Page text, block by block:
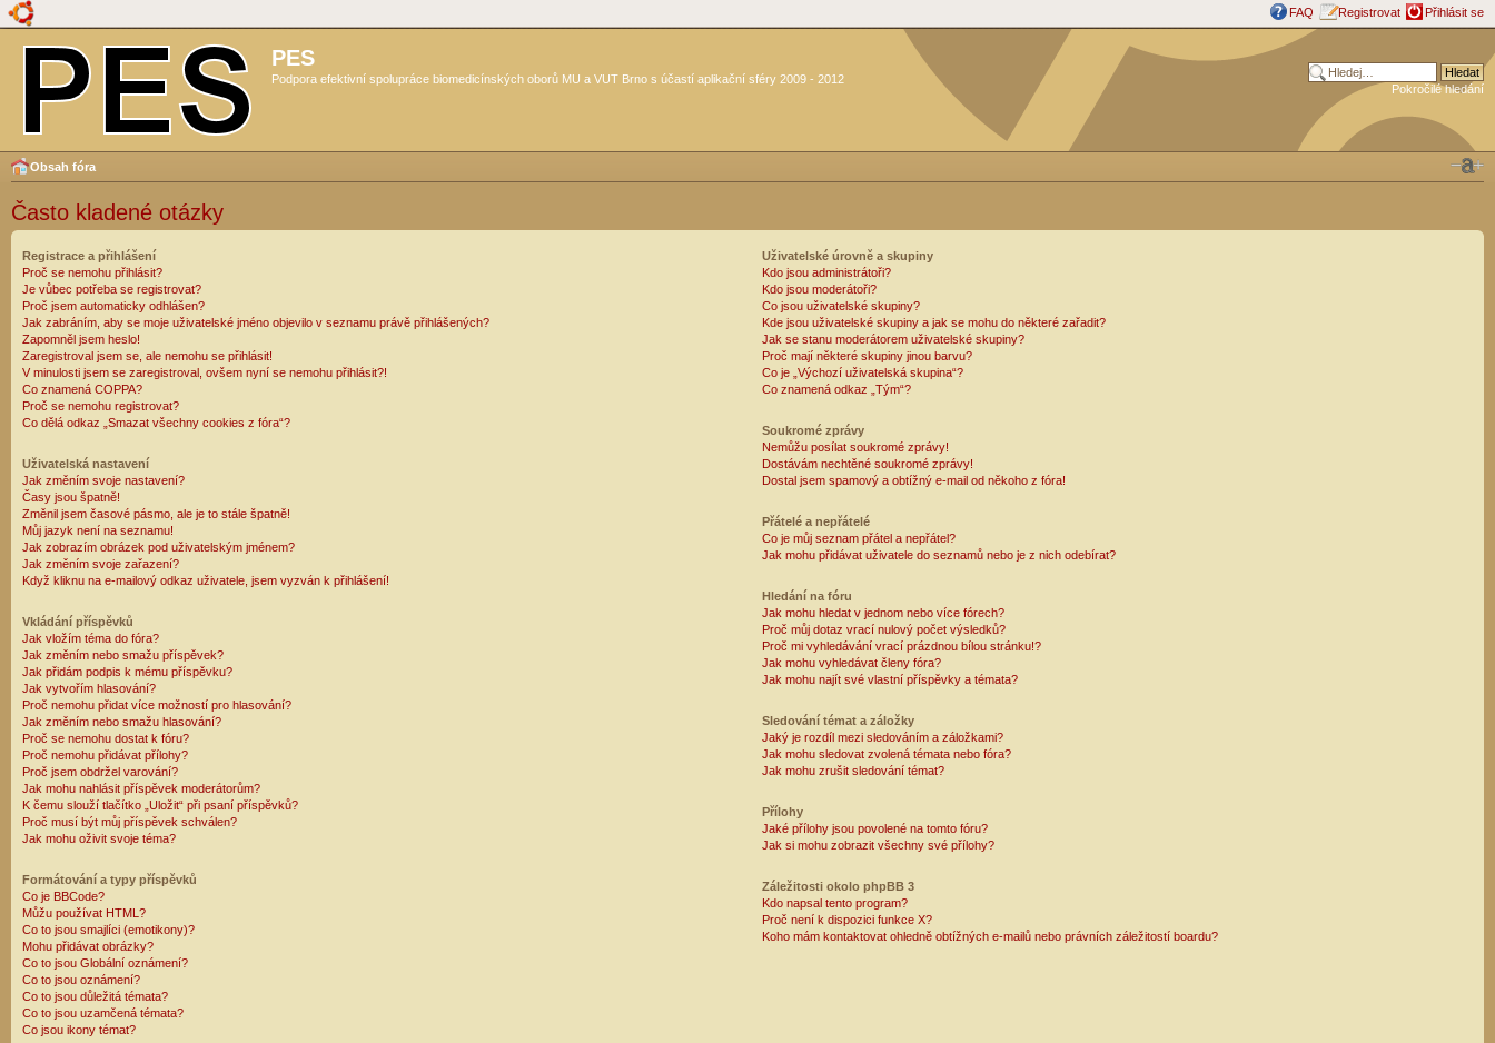
FAQ Registrovat Přihlásit se
PES
Podpora efektivní spolupráce biomedicínských oborů MU a VUT Brno s účastí aplikační sféry 2009 - 2012
Pokročilé hledání
Obsah fóra
Často kladené otázky
Registrace a přihlášení
Proč se nemohu přihlásit?
Je vůbec potřeba se registrovat?
Proč jsem automaticky odhlášen?
Jak zabráním, aby se moje uživatelské jméno objevilo v seznamu právě přihlášených?
Zapomněl jsem heslo!
Zaregistroval jsem se, ale nemohu se přihlásit!
V minulosti jsem se zaregistroval, ovšem nyní se nemohu přihlásit?!
Co znamená COPPA?
Proč se nemohu registrovat?
Co dělá odkaz „Smazat všechny cookies z fóra“?
Uživatelská nastavení
Jak změním svoje nastavení?
Časy jsou špatně!
Změnil jsem časové pásmo, ale je to stále špatně!
Můj jazyk není na seznamu!
Jak zobrazím obrázek pod uživatelským jménem?
Jak změním svoje zařazení?
Když kliknu na e-mailový odkaz uživatele, jsem vyzván k přihlášení!
Vkládání příspěvků
Jak vložím téma do fóra?
Jak změním nebo smažu příspěvek?
Jak přidám podpis k mému příspěvku?
Jak vytvořím hlasování?
Proč nemohu přidat více možností pro hlasování?
Jak změním nebo smažu hlasování?
Proč se nemohu dostat k fóru?
Proč nemohu přidávat přílohy?
Proč jsem obdržel varování?
Jak mohu nahlásit příspěvek moderátorům?
K čemu slouží tlačítko „Uložit“ při psaní příspěvků?
Proč musí být můj příspěvek schválen?
Jak mohu oživit svoje téma?
Formátování a typy příspěvků
Co je BBCode?
Můžu používat HTML?
Co to jsou smajlíci (emotikony)?
Mohu přidávat obrázky?
Co to jsou Globální oznámení?
Co to jsou oznámení?
Co to jsou důležitá témata?
Co to jsou uzamčená témata?
Co jsou ikony témat?
Uživatelské úrovně a skupiny
Kdo jsou administrátoři?
Kdo jsou moderátoři?
Co jsou uživatelské skupiny?
Kde jsou uživatelské skupiny a jak se mohu do některé zařadit?
Jak se stanu moderátorem uživatelské skupiny?
Proč mají některé skupiny jinou barvu?
Co je „Výchozí uživatelská skupina“?
Co znamená odkaz „Tým“?
Soukromé zprávy
Nemůžu posílat soukromé zprávy!
Dostávám nechtěné soukromé zprávy!
Dostal jsem spamový a obtížný e-mail od někoho z fóra!
Přátelé a nepřátelé
Co je můj seznam přátel a nepřátel?
Jak mohu přidávat uživatele do seznamů nebo je z nich odebírat?
Hledání na fóru
Jak mohu hledat v jednom nebo více fórech?
Proč můj dotaz vrací nulový počet výsledků?
Proč mi vyhledávání vrací prázdnou bílou stránku!?
Jak mohu vyhledávat členy fóra?
Jak mohu najít své vlastní příspěvky a témata?
Sledování témat a záložky
Jaký je rozdíl mezi sledováním a záložkami?
Jak mohu sledovat zvolená témata nebo fóra?
Jak mohu zrušit sledování témat?
Přílohy
Jaké přílohy jsou povolené na tomto fóru?
Jak si mohu zobrazit všechny své přílohy?
Záležitosti okolo phpBB 3
Kdo napsal tento program?
Proč není k dispozici funkce X?
Koho mám kontaktovat ohledně obtížných e-mailů nebo právních záležitostí boardu?